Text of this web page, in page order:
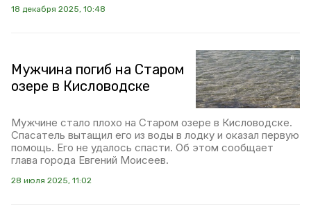
18 декабря 2025, 10:48
Мужчина погиб на Старом
озере в Кисловодске
Мужчине стало плохо на Старом озере в Кисловодске.
Спасатель вытащил его из воды в лодку и оказал первую
помощь. Его не удалось спасти. Об этом сообщает
глава города Евгений Моисеев.
28 июля 2025, 11:02